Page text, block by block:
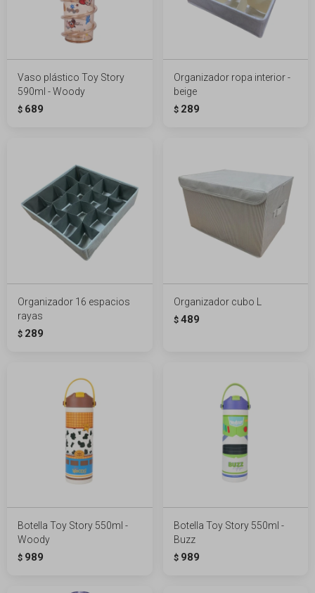
Vaso plástico Toy Story
590ml - Woody
$ 689
Organizador ropa interior -
beige
$ 289
Organizador 16 espacios
rayas
$ 289
Organizador cubo L
$ 489
Botella Toy Story 550ml -
Woody
$ 989
Botella Toy Story 550ml -
Buzz
$ 989